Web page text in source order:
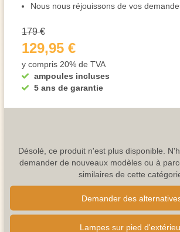
Nous nous réjouissons de vos
ampoules incluses
5 ans de garantie
179 €
129,95 €
y compris 20% de TVA
Désolé, ce produit n'est plus disponible.
demander de nouveaux modèles ou à
similaires de cette
Demander des
Lampes sur pied